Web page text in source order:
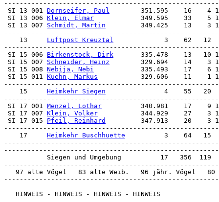
SI 13 001 Dornseifer, Paul
351.595    16
SI 13 006 Klein, Elmar
349.595    33
SI 13 007 Schmidt, Martin
349.425    13
    13
Luftpost Kreuztal
             3    62   12
SI 15 006 Birkenstock, Dirk
335.478    13
SI 15 007 Schneider, Heinz
329.694    14
SI 15 008 Nebija, Nebi
335.493    17
SI 15 011 Kuehn, Markus
329.606    11
    15
Heimkehr Siegen
               4    55   20
SI 17 001 Menzel, Lothar
340.981    17
SI 17 007 Klein, Volker
344.929    27
SI 17 015 Pfeil, Reinhard
347.913    20
    17
Heimkehr Buschhuette
          3    64   15
           Siegen und Umgebung          17   356  119
97 alte Vögel   83 alte Weib.   96 jähr. Vögel   80
   HINWEIS - HINWEIS - HINWEIS - HINWEIS